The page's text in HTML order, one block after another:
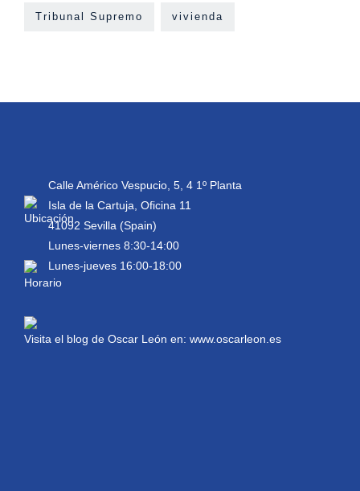
Tribunal Supremo vivienda
Calle Américo Vespucio, 5, 4 1º Planta
Isla de la Cartuja, Oficina 11
41092 Sevilla (Spain)
Lunes-viernes 8:30-14:00
Lunes-jueves 16:00-18:00
Visita el blog de Oscar León en: www.oscarleon.es